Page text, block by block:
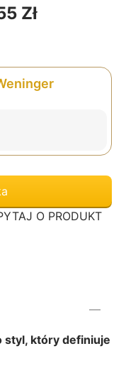
Zł
O PRODUKT
styl, który definiuje